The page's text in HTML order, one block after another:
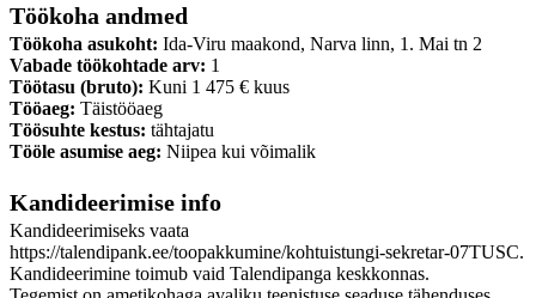
Töökoha andmed
Töökoha asukoht: Ida-Viru maakond, Narva linn, 1. Mai tn 2
Vabade töökohtade arv: 1
Töötasu (bruto): Kuni 1 475 € kuus
Tööaeg: Täistööaeg
Töösuhte kestus: tähtajatu
Tööle asumise aeg: Niipea kui võimalik
Kandideerimise info
Kandideerimiseks vaata
https://talendipank.ee/toopakkumine/kohtuistungi-sekretar-07TUSC.
Kandideerimine toimub vaid Talendipanga keskkonnas.